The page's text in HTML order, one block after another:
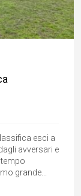
esci a
avversari e
grande...